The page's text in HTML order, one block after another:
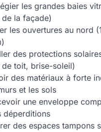
les grandes baies
la façade)
les ouvertures au nord
des protections
toit, brise-soleil)
des matériaux à forte
et les sols
une enveloppe
déperditions
des espaces tampons